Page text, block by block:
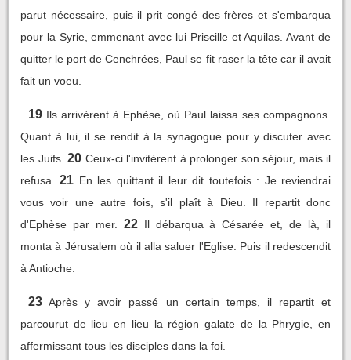
parut nécessaire, puis il prit congé des frères et s'embarqua
pour la Syrie, emmenant avec lui Priscille et Aquilas. Avant de
quitter le port de Cenchrées, Paul se fit raser la tête car il avait
fait un voeu.
19 Ils arrivèrent à Ephèse, où Paul laissa ses compagnons.
Quant à lui, il se rendit à la synagogue pour y discuter avec
les Juifs. 20 Ceux-ci l'invitèrent à prolonger son séjour, mais il
refusa.
21 En les quittant il leur dit toutefois : Je reviendrai
vous voir une autre fois, s'il plaît à Dieu. Il repartit donc
d'Ephèse par mer.
22 Il débarqua à Césarée et, de là, il
monta à Jérusalem où il alla saluer l'Eglise. Puis il redescendit
à Antioche.
23 Après y avoir passé un certain temps, il repartit et
parcourut de lieu en lieu la région galate de la Phrygie, en
affermissant tous les disciples dans la foi.